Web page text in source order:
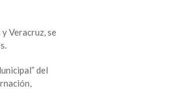
Veracruz, se
del